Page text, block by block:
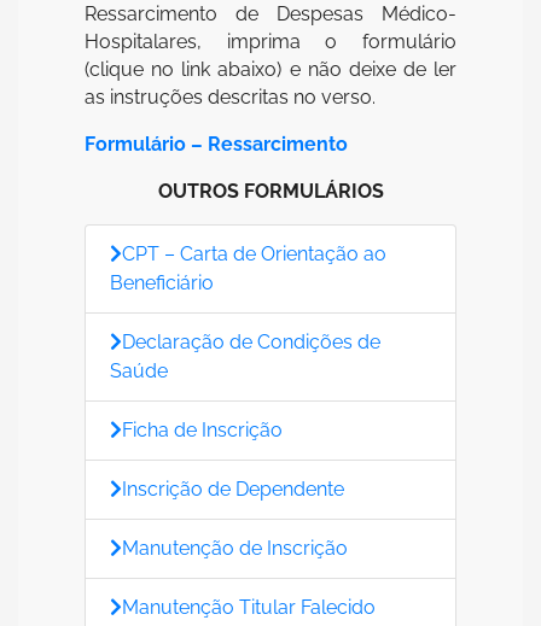
Ressarcimento de Despesas Médico-
Hospitalares, imprima o formulário
(clique no link abaixo) e não deixe de ler
as instruções descritas no verso.
Formulário – Ressarcimento
OUTROS FORMULÁRIOS
CPT – Carta de Orientação ao
Beneficiário
Declaração de Condições de
Saúde
Ficha de Inscrição
Inscrição de Dependente
Manutenção de Inscrição
Manutenção Titular Falecido